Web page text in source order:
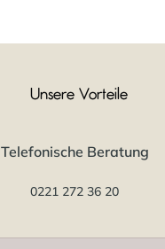
Unsere Vorteile
Telefonische Beratung
0221 272 36 20